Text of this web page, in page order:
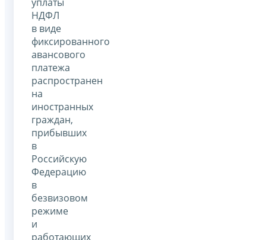
НДФЛ
в виде
фиксированного
авансового
платежа
распространен
на
иностранных
граждан,
прибывших
в
Российскую
Федерацию
в
безвизовом
режиме
и
работающих